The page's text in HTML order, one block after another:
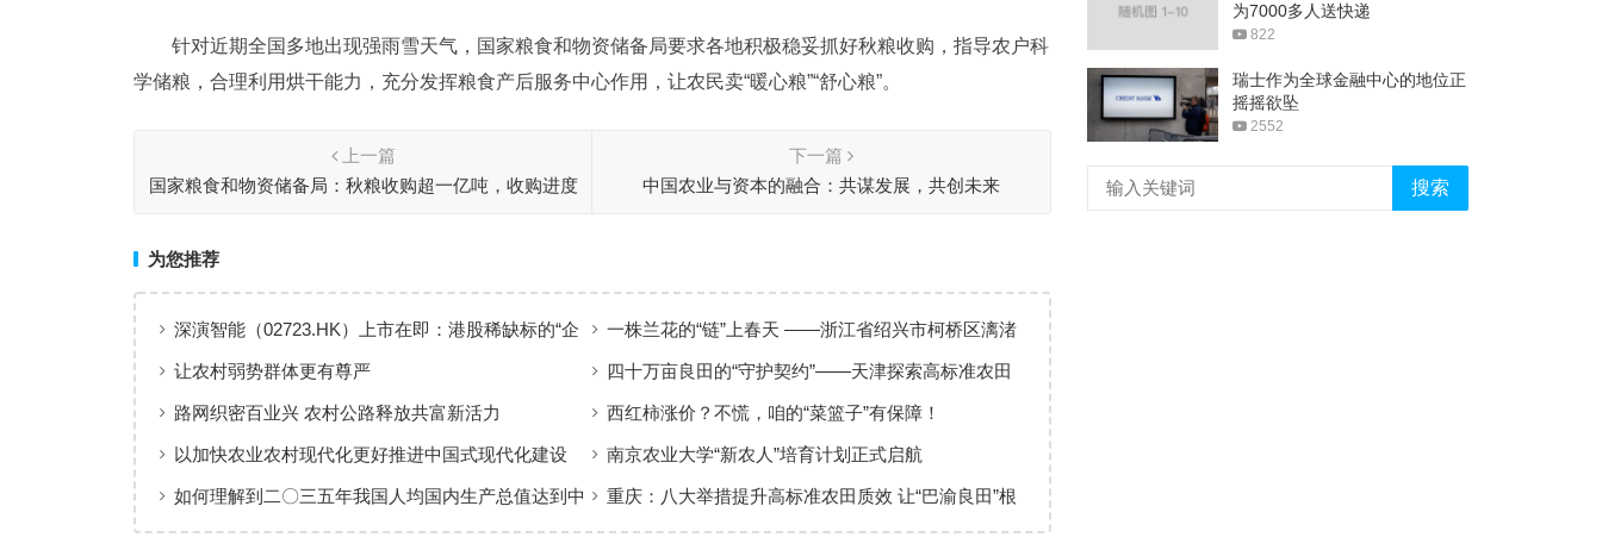
针对近期全国多地出现强雨雪天气，国家粮食和物资储备局要求各地积极稳妥抓好秋粮收购，指导农户科
学储粮，合理利用烘干能力，充分发挥粮食产后服务中心作用，让农民卖“暖心粮”“舒心粮”。
上一篇
国家粮食和物资储备局：秋粮收购超一亿吨，收购进度
下一篇
中国农业与资本的融合：共谋发展，共创未来
为您推荐
深演智能（02723.HK）上市在即：港股稀缺标的“企
业AI决策智能体第一股”正式登场
一株兰花的“链”上春天 ——浙江省绍兴市柯桥区漓渚
镇兰花产业发展观察
让农村弱势群体更有尊严
四十万亩良田的“守护契约”——天津探索高标准农田
建设、管护保险全周期模式观察
路网织密百业兴 农村公路释放共富新活力 西红柿涨价？不慌，咱的“菜篮子”有保障！
以加快农业农村现代化更好推进中国式现代化建设
——从中央农村工作会议看2026年“三农”工作战略部
南京农业大学“新农人”培育计划正式启航
如何理解到二〇三五年我国人均国内生产总值达到中
重庆：八大举措提升高标准农田质效 让“巴渝良田”根
为7000多人送快递
822
瑞士作为全球金融中心的地位正
摇摇欲坠
2552
搜索